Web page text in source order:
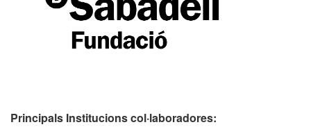
Principals Institucionscol·laboradores: